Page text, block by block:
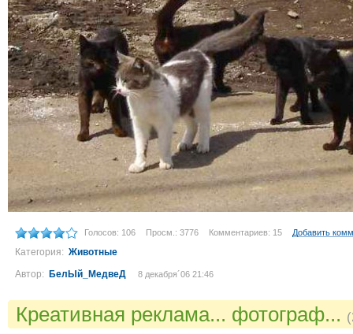
Голосов: 106 Просм.: 3776 Комментариев: 15 Добавить
Категория: Животные
Автор: БелЫй_МедвеД 8 декабря´06 21:46
Креативная реклама... фотограф...